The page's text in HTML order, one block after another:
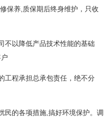
保养,质保期后终身维护，只收
不以降低产品技术性能的基础
工程承担总承包责任，绝不分
民的各项措施,搞好环境保护。调